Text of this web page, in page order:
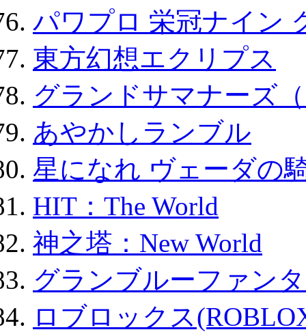
パワプロ 栄冠ナイン
東方幻想エクリプス
グランドサマナーズ
あやかしランブル
星になれ ヴェーダの
HIT：The World
神之塔：New World
グランブルーファン
ロブロックス